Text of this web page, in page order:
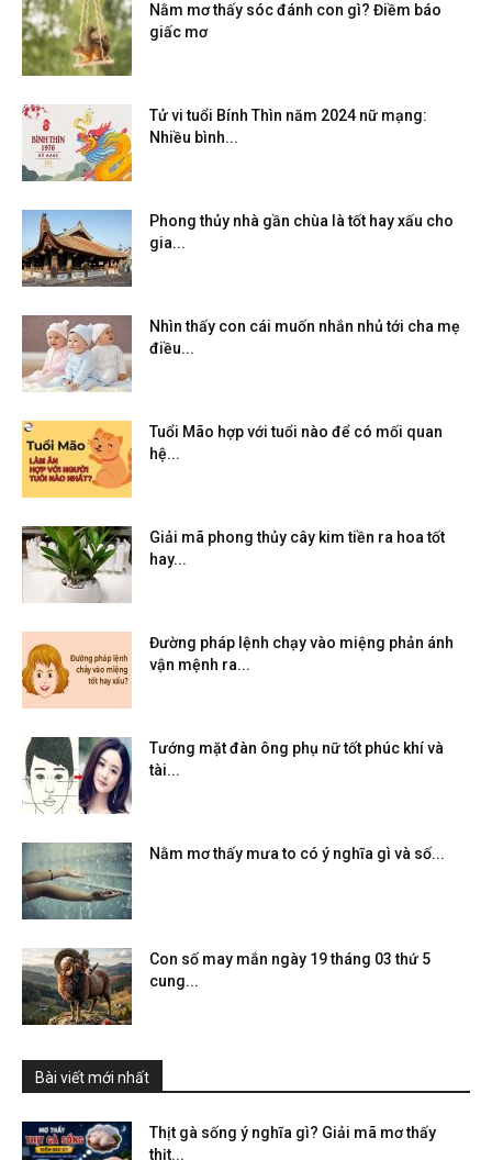
Nằm mơ thấy sóc đánh con gì? Điềm báo
giấc mơ
Tử vi tuổi Bính Thìn năm 2024 nữ mạng:
Nhiều bình...
Phong thủy nhà gần chùa là tốt hay xấu cho
gia...
Nhìn thấy con cái muốn nhắn nhủ tới cha mẹ
điều...
Tuổi Mão hợp với tuổi nào để có mối quan
hệ...
Giải mã phong thủy cây kim tiền ra hoa tốt
hay...
Đường pháp lệnh chạy vào miệng phản ánh
vận mệnh ra...
Tướng mặt đàn ông phụ nữ tốt phúc khí và
tài...
Nằm mơ thấy mưa to có ý nghĩa gì và số...
Con số may mắn ngày 19 tháng 03 thứ 5
cung...
Bài viết mới nhất
Thịt gà sống ý nghĩa gì? Giải mã mơ thấy
thịt...